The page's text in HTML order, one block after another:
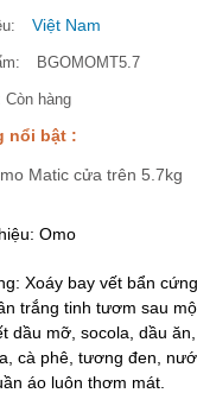
Việt Nam
BGOMOMT5.7
Còn hàng
nổi bật :
Matic cửa trên 5.7kg
Omo
Xoáy bay vết bẩn
trắng tinh tươm sau
dầu mỡ, socola, dầu
cà phê, tương đen,
áo luôn thơm mát.